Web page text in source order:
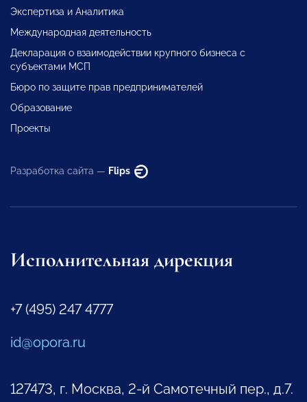
Экспертиза и Аналитика
Международная деятельность
Декларация о взаимодействии крупного бизнеса с
субъектами МСП
Бюро по защите прав предпринимателей
Образование
Проекты
Разработка сайта — Flips
Исполнительная дирекция
+7 (495) 247 4777
id@opora.ru
127473, г. Москва, 2-й Самотечный пер., д.7.